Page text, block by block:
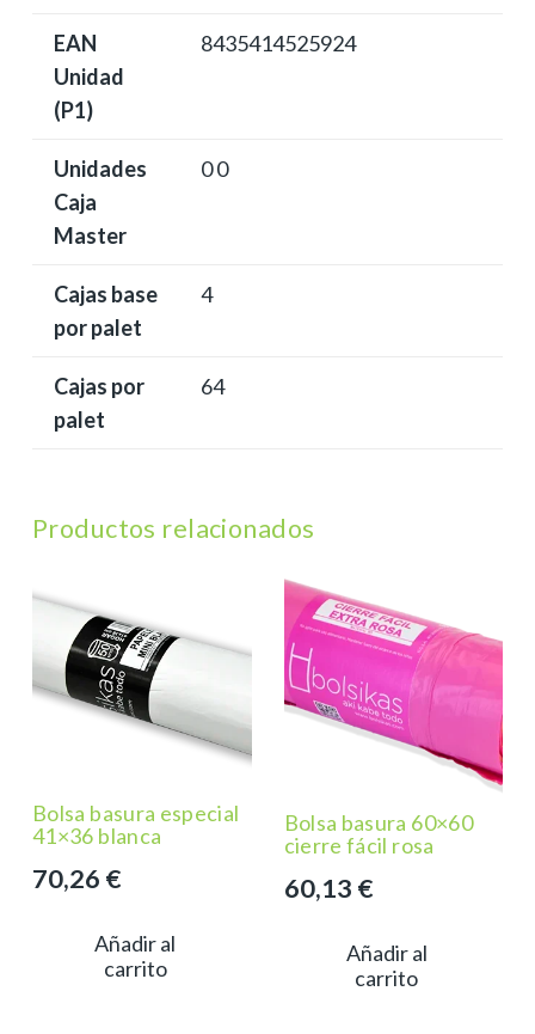
EAN
Unidad
(P1)
8435414525924
Unidades
Caja
Master
0 0
Cajas base
por palet
4
Cajas por
palet
64
Productos relacionados
Bolsa basura especial
41×36 blanca
70,26 €
Añadir al
carrito
Bolsa basura 60×60
cierre fácil rosa
60,13 €
Añadir al
carrito